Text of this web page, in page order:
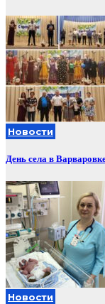
Новости
День села в
Новости